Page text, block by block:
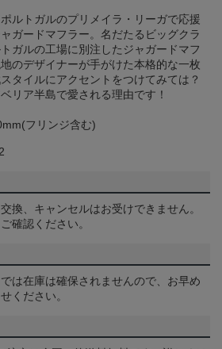
ルトガルのプリメイラ・リーガで応援
ガードマフラー。名だたるビッグクラ
ガルの工場に別注したジャガードマフ
のデザイナーが手がけた本格的な一枚
タイルにアクセントをつけてみては？
リア半島で愛される理由です！
フリンジ含む)
換、キャンセルはお受けできません。
確認ください。
は在庫は確保されませんので、お早め
ください。